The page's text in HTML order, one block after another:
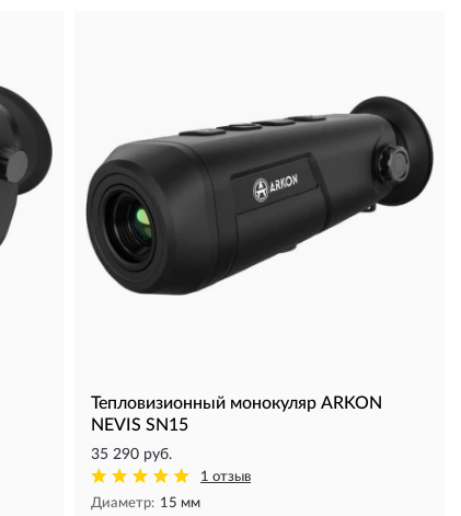
Тепловизионный монокуляр ARKON
NEVIS SN15
35 290 руб.
1 отзыв
Диаметр: 15 мм